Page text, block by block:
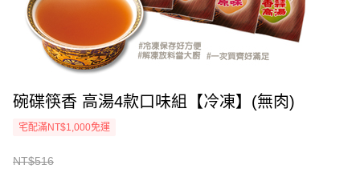
碗碟筷香 高湯4款口味組【冷凍】(無肉)
宅配滿NT$1,000免運
NT$516